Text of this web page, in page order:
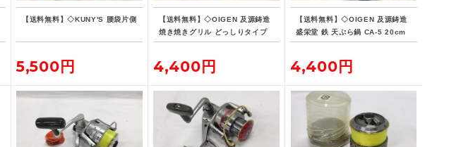
【送料無料】◇KUNY'S 腰袋片側
5,500円
【送料無料】◇OIGEN 及源鋳造
焼き焼きグリル どっしりタイプ
U-33
4,400円
【送料無料】◇OIGEN 及源鋳造
盛栄堂 鉄 天ぷら鍋 CA-5 20cm
4,400円